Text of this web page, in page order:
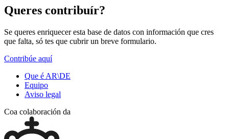
Queres contribuír?
Se queres enriquecer esta base de datos con información que cres
que falta, só tes que cubrir un breve formulario.
Contribúe aquí
Que é AR\DE
Equipo
Aviso legal
Coa colaboración da